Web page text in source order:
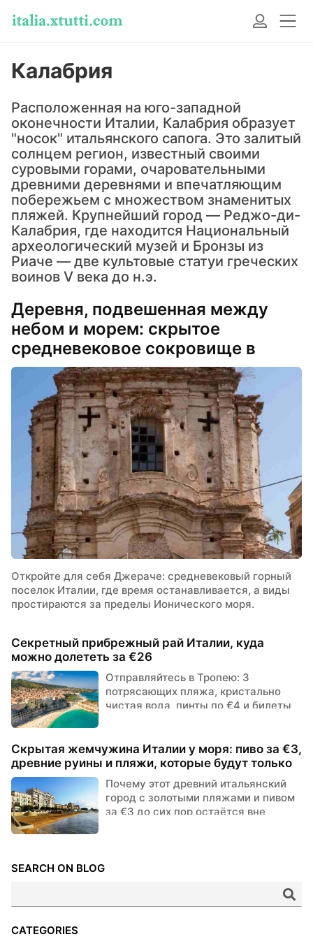
Калабрия
Расположенная на юго-западной
оконечности Италии, Калабрия образует
"носок" итальянского сапога. Это залитый
солнцем регион, известный своими
суровыми горами, очаровательными
древними деревнями и впечатляющим
побережьем с множеством знаменитых
пляжей. Крупнейший город — Реджо-ди-
Калабрия, где находится Национальный
археологический музей и Бронзы из
Риаче — две культовые статуи греческих
воинов V века до н.э.
Деревня, подвешенная между
небом и морем: скрытое
средневековое сокровище в
Калабрии
Откройте для себя Джераче: средневековый горный
поселок Италии, где время останавливается, а виды
простираются за пределы Ионического моря.
Секретный прибрежный рай Италии, куда
можно долететь за €26
Отправляйтесь в Тропею: 3
потрясающих пляжа, кристально
чистая вода, пинты по €4 и билеты
Скрытая жемчужина Италии у моря: пиво за €3,
древние руины и пляжи, которые будут только
для вас. Пусть остальные продолжают
бороться за рейсы в Неаполь и переплачивают
за апероль в Позитано.
Почему этот древний итальянский
город с золотыми пляжами и пивом
за €3 до сих пор остаётся вне
SEARCH ON BLOG
CATEGORIES